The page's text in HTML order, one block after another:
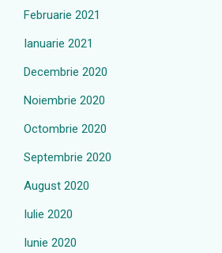
Februarie 2021
Ianuarie 2021
Decembrie 2020
Noiembrie 2020
Octombrie 2020
Septembrie 2020
August 2020
Iulie 2020
Iunie 2020